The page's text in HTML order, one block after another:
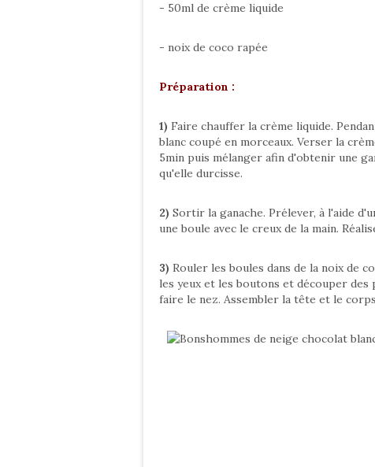
- 50ml de crème liquide
- noix de coco rapée
Préparation :
1) Faire chauffer la crème liquide.
blanc coupé en morceaux. Verser la
5min puis mélanger afin d'obtenir une
qu'elle durcisse.
2) Sortir la ganache. Prélever, à l'aide
une boule avec le creux de la main.
3) Rouler les boules dans de la noix de
les yeux et les boutons et découper
faire le nez. Assembler la tête et le